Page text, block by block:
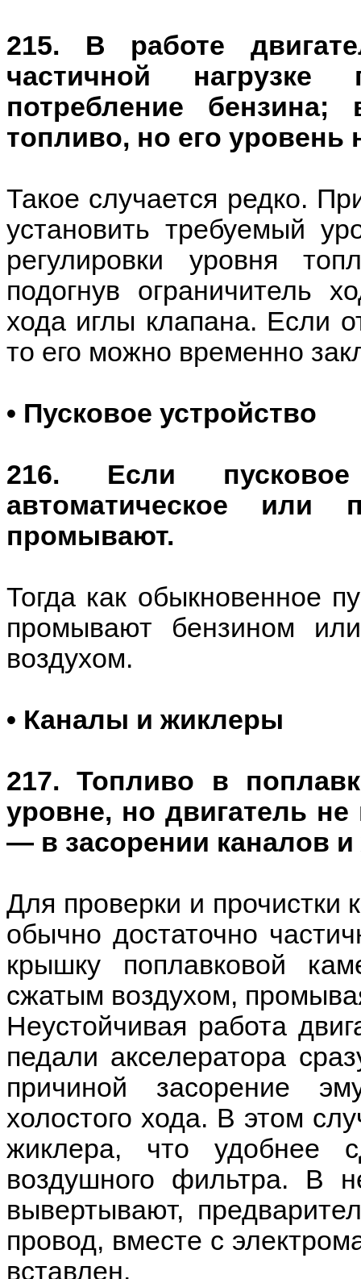
215. В работе
частичной
потребление
топливо, но его уровень
Такое случается редко.
установить требуемый
регулировки уровня
подогнув ограничитель
хода иглы клапана. Если
то его можно временно
• Пусковое устройство
216. Если пусковое
автоматическое или
промывают.
Тогда как обыкновенное
промывают бензином
воздухом.
• Каналы и жиклеры
217. Топливо в
уровне, но двигатель
— в засорении каналов
Для проверки и прочистки
обычно достаточно
крышку поплавковой
сжатым воздухом,
Неустойчивая работа
педали акселератора
причиной засорение
холостого хода. В этом
жиклера, что удобнее
воздушного фильтра. В
вывертывают,
провод, вместе с
вставлен.